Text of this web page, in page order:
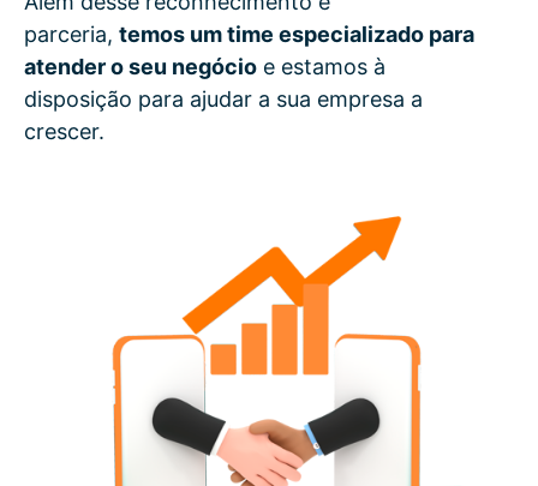
parceria, temos um time especializado para
atender o seu negócio e estamos à
disposição para ajudar a sua empresa a
crescer.